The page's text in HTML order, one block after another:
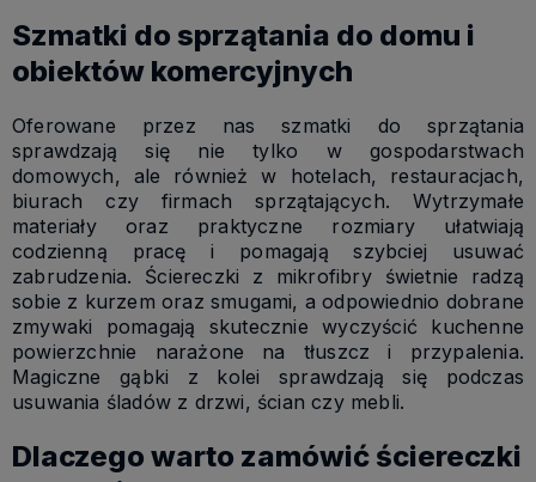
Szmatki do sprzątania do domu i
obiektów komercyjnych
Oferowane przez nas szmatki do sprzątania
sprawdzają się nie tylko w gospodarstwach
domowych, ale również w hotelach, restauracjach,
biurach czy firmach sprzątających. Wytrzymałe
materiały oraz praktyczne rozmiary ułatwiają
codzienną pracę i pomagają szybciej usuwać
zabrudzenia. Ściereczki z mikrofibry świetnie radzą
sobie z kurzem oraz smugami, a odpowiednio dobrane
zmywaki pomagają skutecznie wyczyścić kuchenne
powierzchnie narażone na tłuszcz i przypalenia.
Magiczne gąbki z kolei sprawdzają się podczas
usuwania śladów z drzwi, ścian czy mebli.
Dlaczego warto zamówić ściereczki